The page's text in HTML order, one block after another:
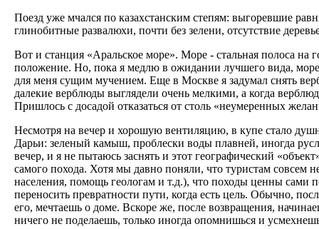
Поезд уже мчался по казахстанским степям: выгоревшие
глинобитные развалюхи, почти без зелени, отсутствие
Вот и станция «Аральское море». Море - стальная полоса на
положение. Нo, пока я медлю в ожидании лучшего вида, море
для меня сущим мучением. Еще в Москве я задумал снять
далекие верблюды выглядели очень мелкими, а когда
Пришлось с досадой отказаться от столь «неумеренных
Несмотря на вечер и хорошую вентиляцию, в купе стало
Дарьи: зеленый камыш, проблески воды плавней, иногда
вечер, и я не пытаюсь заснять и этот географический
самого похода. Хотя мы давно поняли, что туристам совсем
населения, помощь геологам и т.д.), что походы ценны сами
переносить превратности пути, когда есть цель. Обычно,
его, мечтаешь о доме. Вскоре же, после возвращения,
ничего не поделаешь, только иногда опомнишься и